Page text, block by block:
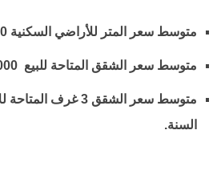
متوسط سعر المتر للأراضي السكنية 2700 ريال.
متوسط سعر الشقق المتاحة للبيع 400,000 ريال.
السنة.